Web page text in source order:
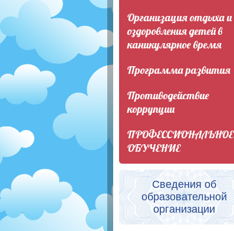
Организация отдыха и
оздоровления детей в
каникулярное время
Программа развития
Противодействие
коррупции
ПРОФЕССИОНАЛЬНОЕ
ОБУЧЕНИЕ
Сведения об
образовательной
организации